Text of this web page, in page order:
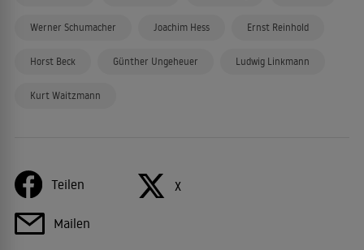
Werner Schumacher Joachim Hess Ernst Reinhold
Horst Beck Günther Ungeheuer Ludwig Linkmann
Kurt Waitzmann
Teilen X
Mailen